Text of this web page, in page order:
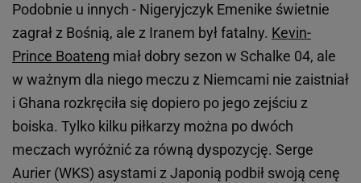
Podobnie u innych - Nigeryjczyk Emenike świetnie
zagrał z Bośnią, ale z Iranem był fatalny. Kevin-
Prince Boateng miał dobry sezon w Schalke 04, ale
w ważnym dla niego meczu z Niemcami nie zaistniał
i Ghana rozkręciła się dopiero po jego zejściu z
boiska. Tylko kilku piłkarzy można po dwóch
meczach wyróżnić za równą dyspozycję. Serge
Aurier (WKS) asystami z Japonią podbił swoją cenę